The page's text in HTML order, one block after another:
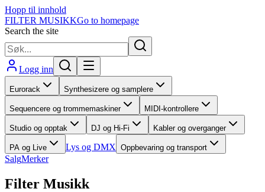
Hopp til innhold
FILTER MUSIKKGo to homepage
Search the site
Logg inn
Eurorack Synthesizere og samplere
Sequencere og trommemaskiner MIDI-kontrollere
Studio og opptak DJ og Hi-Fi Kabler og overganger
PA og Live Lys og DMX Oppbevaring og transport
SalgMerker
Filter Musikk